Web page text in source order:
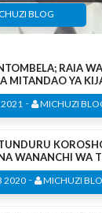
BLOG
RAIA
MITANDAO YA
- MICHUZI
WANANCHI WA
2020 - MICHUZI